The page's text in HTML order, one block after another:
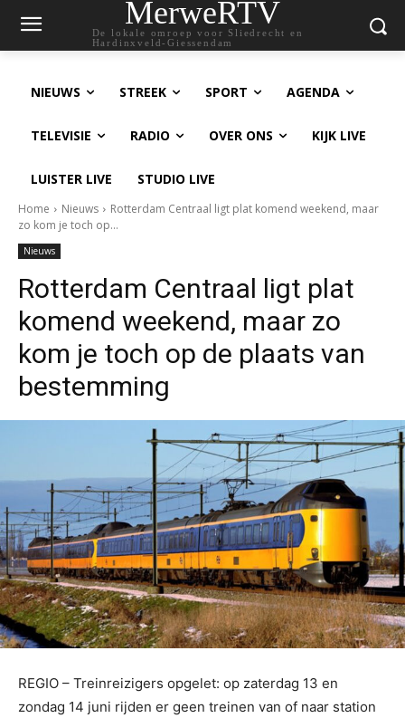
MerweRTV
De lokale omroep voor Sliedrecht en
Hardinxveld-Giessendam
NIEUWS STREEK SPORT AGENDA
TELEVISIE RADIO OVER ONS KIJK LIVE
LUISTER LIVE STUDIO LIVE
Home Nieuws
Rotterdam Centraal ligt plat komend weekend, maar
zo kom je toch op...
Nieuws
Rotterdam Centraal ligt plat
komend weekend, maar zo
kom je toch op de plaats van
bestemming
REGIO – Treinreizigers opgelet: op zaterdag 13 en
zondag 14 juni rijden er geen treinen van of naar station